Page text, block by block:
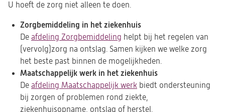
U hoeft de zorg niet alleen te doen.
Zorgbemiddeling in het ziekenhuis
De afdeling Zorgbemiddeling helpt bij het regelen van
(vervolg)zorg na ontslag. Samen kijken we welke zorg
het beste past binnen de mogelijkheden.
Maatschappelijk werk in het ziekenhuis
De afdeling Maatschappelijk werk biedt ondersteuning
bij zorgen of problemen rond ziekte,
ziekenhuisopname, ontslag of herstel.